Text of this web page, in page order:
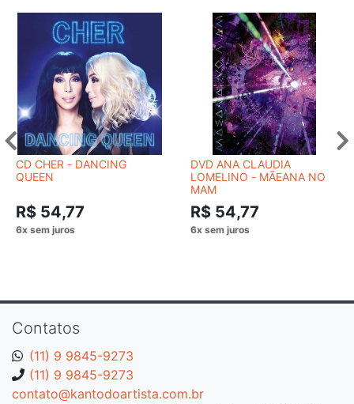
CD CHER - DANCING
QUEEN
R$ 54,77
DVD ANA CLAUDIA
LOMELINO - MÃEANA NO
MAM
R$ 54,77
Contatos
(11) 9 9845-9273
(11) 9 9845-9273
contato@kantodoartista.com.br